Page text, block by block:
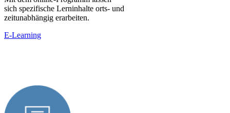
sich spezifische Lerninhalte orts- und
zeitunabhängig erarbeiten.
E-Learning